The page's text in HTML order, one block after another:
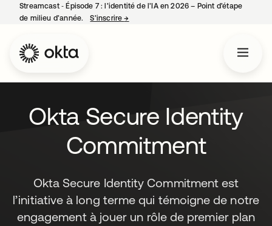
Streamcast ‑ Épisode 7 : l’identité de l’IA en 2026 – Point d’étape
de milieu d’année.
S’inscrire→
Okta Secure Identity
Commitment
Okta Secure Identity Commitment est
l’initiative à long terme qui témoigne de notre
engagement à jouer un rôle de premier plan